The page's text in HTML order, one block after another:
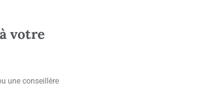
votre
une conseillère